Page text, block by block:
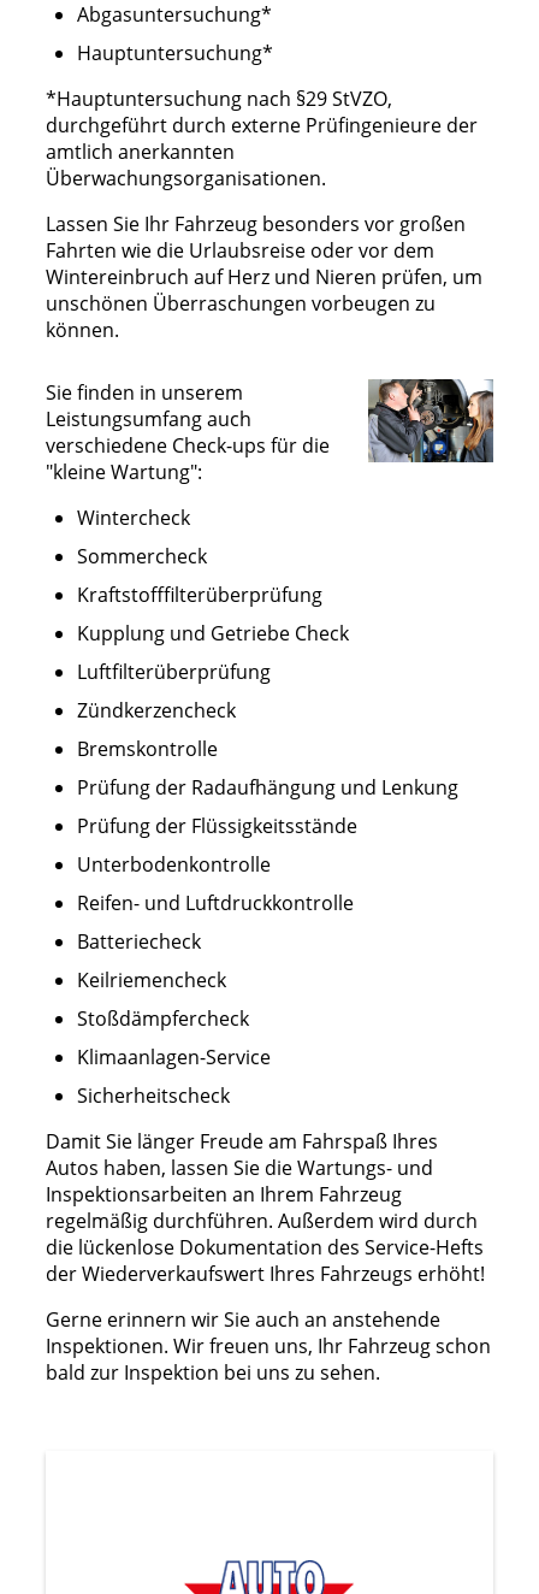
Abgasuntersuchung*
Hauptuntersuchung*
*Hauptuntersuchung nach §29 StVZO,
durchgeführt durch externe Prüfingenieure der
amtlich anerkannten
Überwachungsorganisationen.
Lassen Sie Ihr Fahrzeug besonders vor großen
Fahrten wie die Urlaubsreise oder vor dem
Wintereinbruch auf Herz und Nieren prüfen, um
unschönen Überraschungen vorbeugen zu
können.
Sie finden in unserem
Leistungsumfang auch
verschiedene Check-ups für die
"kleine Wartung":
Wintercheck
Sommercheck
Kraftstofffilterüberprüfung
Kupplung und Getriebe Check
Luftfilterüberprüfung
Zündkerzencheck
Bremskontrolle
Prüfung der Radaufhängung und Lenkung
Prüfung der Flüssigkeitsstände
Unterbodenkontrolle
Reifen- und Luftdruckkontrolle
Batteriecheck
Keilriemencheck
Stoßdämpfercheck
Klimaanlagen-Service
Sicherheitscheck
Damit Sie länger Freude am Fahrspaß Ihres
Autos haben, lassen Sie die Wartungs- und
Inspektionsarbeiten an Ihrem Fahrzeug
regelmäßig durchführen. Außerdem wird durch
die lückenlose Dokumentation des Service-Hefts
der Wiederverkaufswert Ihres Fahrzeugs erhöht!
Gerne erinnern wir Sie auch an anstehende
Inspektionen. Wir freuen uns, Ihr Fahrzeug schon
bald zur Inspektion bei uns zu sehen.